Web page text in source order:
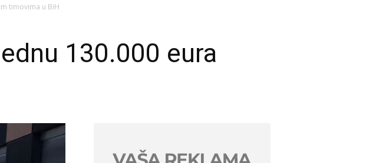
timovima u BiH
130.000 eura